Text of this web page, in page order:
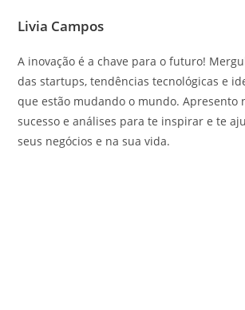
Livia Campos
A inovação é a chave para o futuro!
das startups, tendências tecnológicas e
que estão mudando o mundo. Apresento
sucesso e análises para te inspirar e te
seus negócios e na sua vida.